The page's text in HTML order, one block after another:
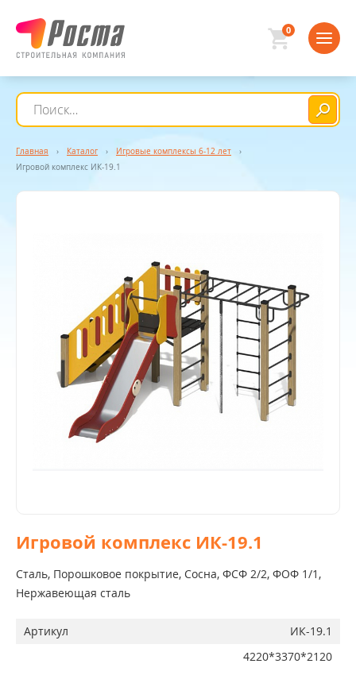
Главная › Каталог › Игровые комплексы 6-12 лет
›
Игровой комплекс ИК-19.1
Игровой комплекс ИК-19.1
Сталь, Порошковое покрытие, Сосна, ФСФ 2/2, ФОФ 1/1,
Нержавеющая сталь
Артикул
ИК-19.1
4220*3370*2120
0